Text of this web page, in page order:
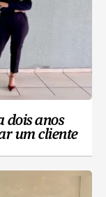
dois anos
um cliente